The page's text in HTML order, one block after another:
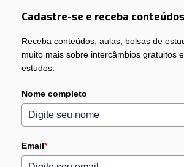
Cadastre-se e receba
Receba conteúdos, aulas, bolsas de
muito mais sobre intercâmbios gratuitos
estudos.
Nome completo
Email*